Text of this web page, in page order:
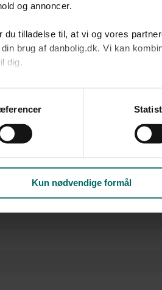
og annoncer.​
tilladelse til, at vi og vores
brug af danbolig.dk. Vi kan
dig.​
alle formål. Du kan til enhver tid
til vores
.
Kun nødvendige formål